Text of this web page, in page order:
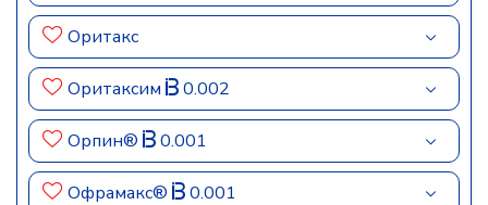
Оритакс
Оритаксим 0.002
Орпин® 0.001
Офрамакс® 0.001